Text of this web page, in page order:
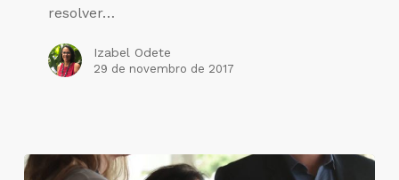
resolver…
Izabel Odete
29 de novembro de 2017